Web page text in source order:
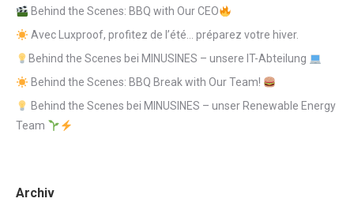
Behind the Scenes: BBQ with Our CEO
Avec Luxproof, profitez de l’été… préparez votre hiver.
Behind the Scenes bei MINUSINES – unsere IT-Abteilung
Behind the Scenes: BBQ Break with Our Team!
Behind the Scenes bei MINUSINES – unser Renewable Energy
Team
Archiv